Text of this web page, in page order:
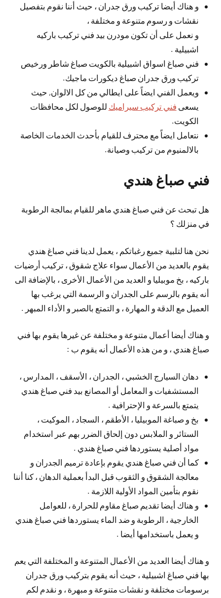
و هناك أيضا تركيب ورق جدران ، حيث أننا نقوم بتفصيل
نقشات و رسوم متنوعة و مختلفة ،
و نعمل على أن تكون مودرن بيد فني تركيب باركيه
اشبيلية .
فني صباغ اسواق اشبيلية بالكويت صباغ شاطر ورخيص
تركيب ورق جدران صباغ ديكورات ماجيك.
ويعمل الفني ايضاً على ايطالي من كل الالوان, حيث
يسعى فني تركيب سيراميك للوصول لكل محافظات
الكويت.
نتعامل ايضاً مع محترف للقيام بأحدث الخدمات الخاصة
بالالمنيوم من تركيب وصيانة.
فني صباغ هندي
هل تبحث عن فني صباغ هندي ماهر للقيام بمالجة الرطوبة
في منزلك ؟
نحن هنا لتلبية جميع رغباتكم ، يعمل لدينا فني صباغ هندي
يقوم بالعديد من الأعمال سواء علاج شقوق ، تركيب أرضيات
باركيه ، بخ موبيليا و العديد من الأعمال الأخرى ، بالإضافة الى
أنه يقوم بالرسم على الجدران و الرسمة التي يرغب بها
العميل مع الدقة و المهارة ، و التمتع بالصبر و الأداء المبهر .
و هناك أيضا أعمال متنوعة و مختلفة عن غيرها يقوم بها فني
صباغ هندي ، و من هذه الأعمال أنه يقوم ب :
دهان السيارج الخشبي ، الجدران ، الأسقف ، المدارس ،
المستشفيات و المعامل أو المصانع بيد فني صباغ هندي
يتمتع بالسرعة و الإحترافية .
بخ و صباغة الموبيليا ، الأطقم ، السجاد ، الموكيت ،
الستائر و الملابس دون إلحاق الضرر بهم عبر استخدام
مواد أصلية يستوردها فني صباغ هندي .
كما أن فني صباغ هندي يقوم بإعادة ترميم الجدران و
معالجة الشقوق و الثقوب قبل البدأ بعملية الدهان ، كنا أننا
نقوم بتأمين المواد الأولية اللازمة .
و هناك أيضا تقديم صباغ مقاوم للحرارة ، للعوامل
الخارجية ، الرطوبة و ضد الماء يستوردها فني صباغ هندي
و يعمل باستخدامها أيضا .
و هناك أيضا العديد من الأعمال المتنوعة و المختلفة التي يعم
بها فني صباغ اشبيلية ، حيث أنه يقوم بتركيب ورق جدران
برسومات مختلفة و نقشات متنوعة و مبهرة ، و نقدم لكم